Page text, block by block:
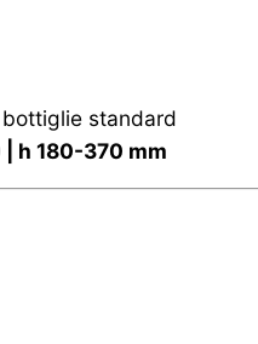
standard
h 180-370 mm